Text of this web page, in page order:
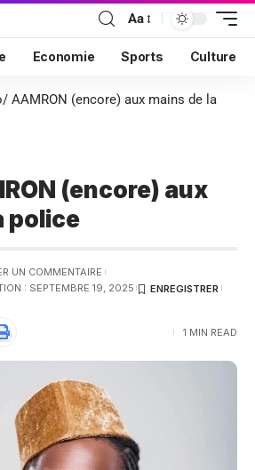
Aa
Economie Sports Culture
AAMRON (encore) aux mains de la
(encore) aux
police
UN COMMENTAIRE
: SEPTEMBRE 19, 2025
1 MIN READ